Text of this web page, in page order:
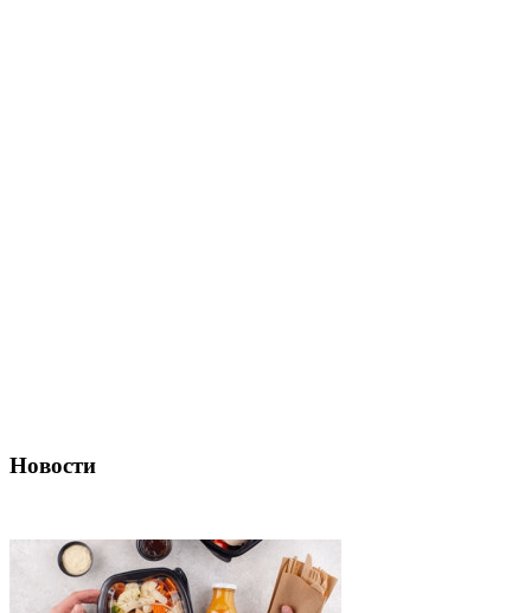
Новости